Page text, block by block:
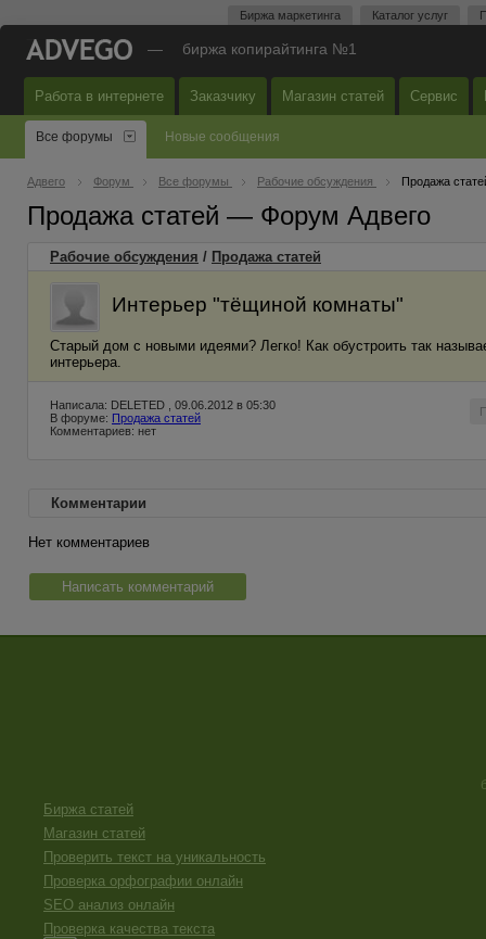
Биржа маркетинга Каталог услуг
— биржа копирайтинга №1
Работа в интернете Заказчику Магазин статей Сервис
Все форумы Новые сообщения
Адвего Форум Все форумы Рабочие обсуждения Продажа
Продажа статей — Форум Адвего
Рабочие обсуждения / Продажа статей
Интерьер "тёщиной комнаты"
Старый дом с новыми идеями? Легко! Как обустроить так
интерьера.
Написала: DELETED , 09.06.2012 в 05:30
В форуме: Продажа статей
Комментариев: нет
Комментарии
Нет комментариев
Написать комментарий
Биржа статей
Магазин статей
Проверить текст на уникальность
Проверка орфографии онлайн
SEO анализ онлайн
Проверка качества текста